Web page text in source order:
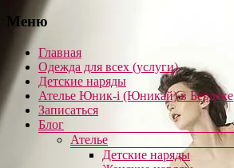
Меню
Главная
Одежда для всех (услуги)
Детские наряды
Ателье Юник-i (Юникай) в Бердске
Записаться
Блог
Ателье
Детские наряды